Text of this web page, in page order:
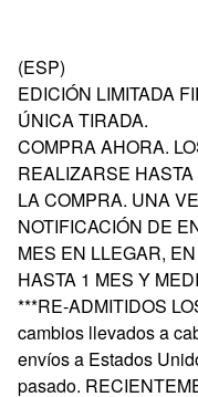
(ESP)
EDICIÓN LIMITADA
ÚNICA TIRADA.
COMPRA AHORA.
REALIZARSE
LA COMPRA. UNA
NOTIFICACIÓN DE
MES EN LLEGAR,
HASTA 1 MES Y
***RE-ADMITIDOS
cambios llevados a
envíos a Estados
pasado.